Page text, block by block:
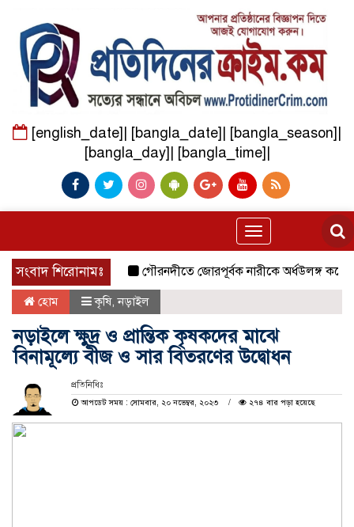
[english_date]| [bangla_date]| [bangla_season]|
[bangla_day]| [bangla_time]|
Toggle
navigation
সংবাদ শিরোনামঃ গৌরনদীতে জোরপূর্বক নারীকে অর্ধউলঙ্গ করে
হোম কৃষি,নড়াইল
নড়াইলে ক্ষুদ্র ও প্রান্তিক কৃষকদের মাঝে
বিনামূল্যে বীজ ও সার বিতরণের উদ্বোধন
প্রতিনিধিঃ
আপডেট সময় : সোমবার, ২০ নভেম্বর, ২০২৩
২৭৪ বার পড়া হয়েছে